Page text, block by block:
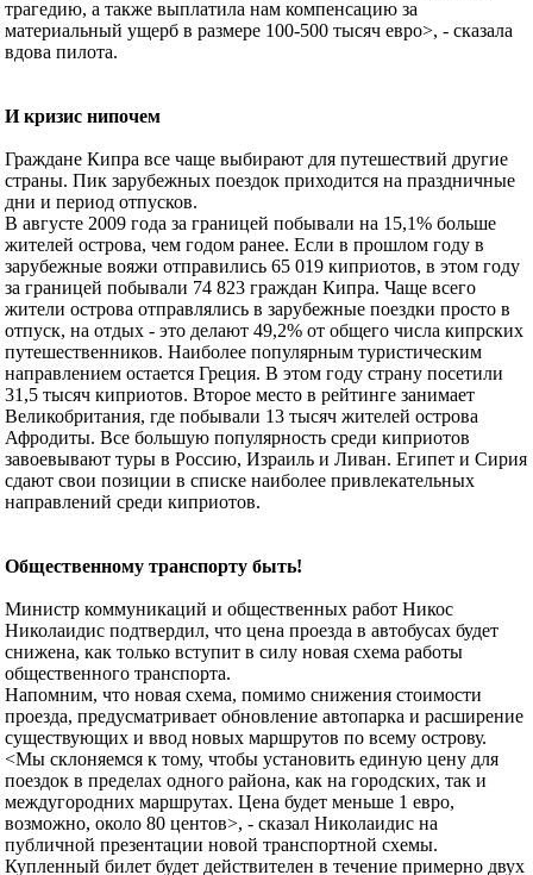
трагедию, а также выплатила нам компенсацию за
материальный ущерб в размере 100-500 тысяч евро>, - сказала
вдова пилота.
И кризис нипочем
Граждане Кипра все чаще выбирают для путешествий другие
страны. Пик зарубежных поездок приходится на праздничные
дни и период отпусков.
В августе 2009 года за границей побывали на 15,1% больше
жителей острова, чем годом ранее. Если в прошлом году в
зарубежные вояжи отправились 65 019 киприотов, в этом году
за границей побывали 74 823 граждан Кипра. Чаще всего
жители острова отправлялись в зарубежные поездки просто в
отпуск, на отдых - это делают 49,2% от общего числа кипрских
путешественников. Наиболее популярным туристическим
направлением остается Греция. В этом году страну посетили
31,5 тысяч киприотов. Второе место в рейтинге занимает
Великобритания, где побывали 13 тысяч жителей острова
Афродиты. Все большую популярность среди киприотов
завоевывают туры в Россию, Израиль и Ливан. Египет и Сирия
сдают свои позиции в списке наиболее привлекательных
направлений среди киприотов.
Общественному транспорту быть!
Министр коммуникаций и общественных работ Никос
Николаидис подтвердил, что цена проезда в автобусах будет
снижена, как только вступит в силу новая схема работы
общественного транспорта.
Напомним, что новая схема, помимо снижения стоимости
проезда, предусматривает обновление автопарка и расширение
существующих и ввод новых маршрутов по всему острову.
<Мы склоняемся к тому, чтобы установить единую цену для
поездок в пределах одного района, как на городских, так и
междугородних маршрутах. Цена будет меньше 1 евро,
возможно, около 80 центов>, - сказал Николаидис на
публичной презентации новой транспортной схемы.
Купленный билет будет действителен в течение примерно двух